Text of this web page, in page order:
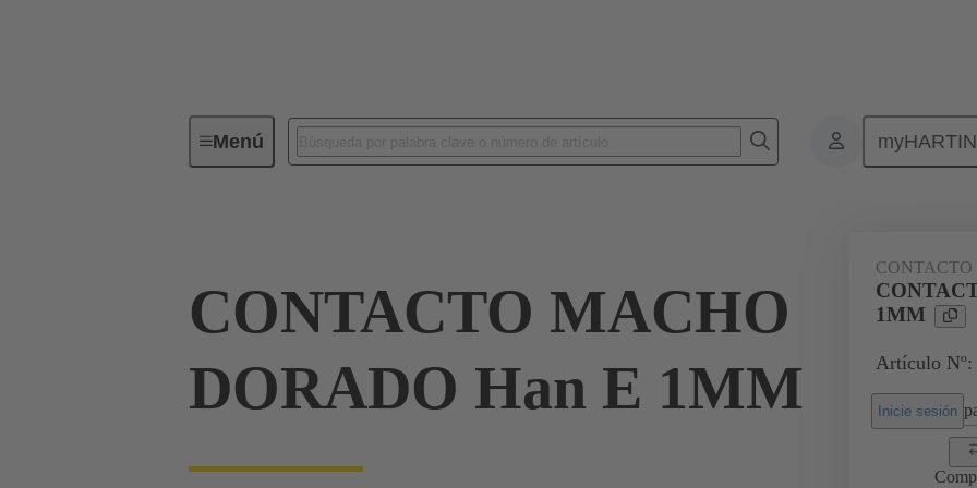
MenúConectores industriales / Han® Contactos Eléctrico
CONTACTO MACHO
DORADO Han E 1MM
1MM
Artículo Nº:
Inicie sesión